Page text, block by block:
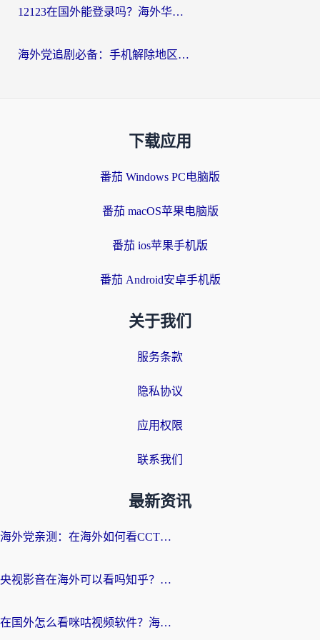
12123在国外能登录吗？海外华人必看的回国加速实用指南
海外党追剧必备：手机解除地区限制app怎么选？解决央视视频&国内剧地区限制全指南
下载应用
番茄 Windows PC电脑版
番茄 macOS苹果电脑版
番茄 ios苹果手机版
番茄 Android安卓手机版
关于我们
服务条款
隐私协议
应用权限
联系我们
最新资讯
海外党亲测：在海外如何看CCTV？告别“仅限大陆播放”的实用指南
央视影音在海外可以看吗知乎？留学生亲测：3步解决地域限制+追剧自由
在国外怎么看咪咕视频软件？海外党亲测有效的回国加速方案